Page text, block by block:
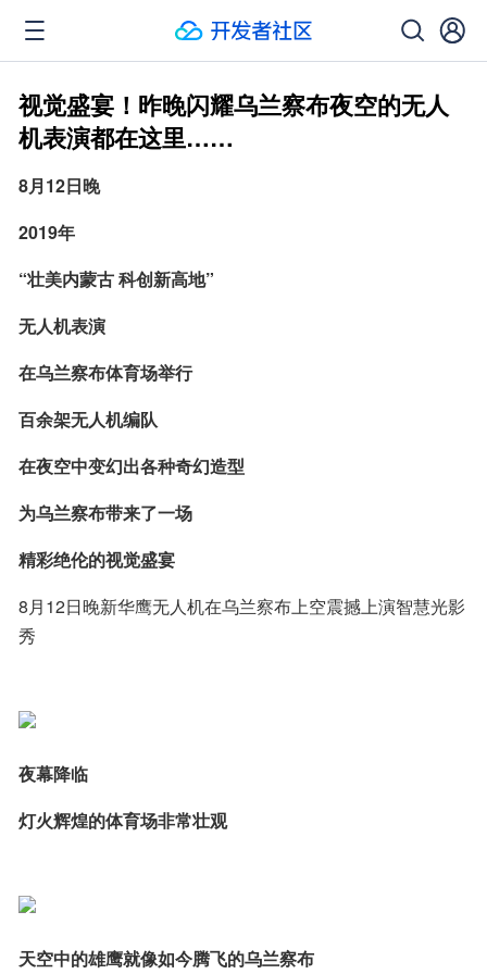
视觉盛宴！昨晚闪耀乌兰察布夜空的无人
机表演都在这里……
8月12日晚
2019年
“壮美内蒙古 科创新高地”
无人机表演
在乌兰察布体育场举行
百余架无人机编队
在夜空中变幻出各种奇幻造型
为乌兰察布带来了一场
精彩绝伦的视觉盛宴
8月12日晚新华鹰无人机在乌兰察布上空震撼上演智慧光影
秀
夜幕降临
灯火辉煌的体育场非常壮观
天空中的雄鹰就像如今腾飞的乌兰察布